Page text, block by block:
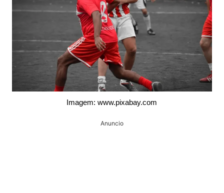
Imagem: www.pixabay.com
Anuncio